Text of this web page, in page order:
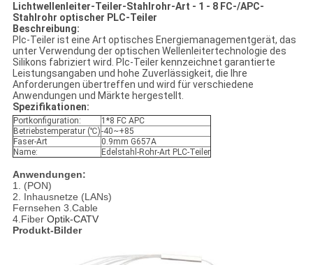
Lichtwellenleiter-Teiler-Stahlrohr-Art - 1 - 8 FC-/APC-
Stahlrohr optischer PLC-Teiler
Beschreibung:
Plc-Teiler ist eine Art optisches Energiemanagementgerät, das
unter Verwendung der optischen Wellenleitertechnologie des
Silikons fabriziert wird. Plc-Teiler kennzeichnet garantierte
Leistungsangaben und hohe Zuverlässigkeit, die Ihre
Anforderungen übertreffen und wird für verschiedene
Anwendungen und Märkte hergestellt.
Spezifikationen:
Portkonfiguration:
1*8 FC APC
Betriebstemperatur (℃)-40~+85
Faser-Art
0.9mm G657A
Name:
Edelstahl-Rohr-Art PLC-Teiler
Anwendungen:
1. (PON)
2. Inhausnetze (LANs)
Fernsehen 3.Cable
4.FiberOptik-CATV
Produkt-Bilder